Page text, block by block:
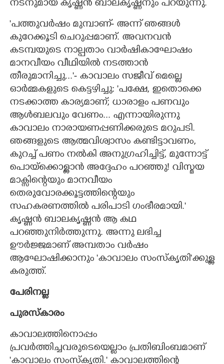
നടനുമായ കൃഷ്ണൻ ബാലകൃഷ്ണനും പറയുന്നു.
'പത്തുവർഷം മുമ്പാണ്- അന്ന് ഞങ്ങൾ
കുറേക്കൂടി ചെറുപ്പമാണ്. അവനവൻ
കടമ്പയുടെ നാല്പതാം വാർഷികാഘോഷം
മാനവീയം വീഥിയിൽ നടത്താൻ
തീരുമാനിച്ചു..."- കാവാലം സജീവ് മെല്ലെ
ഓർമ്മകളുടെ കെട്ടഴിച്ചു: 'പക്ഷേ,​ ഇതൊക്കെ
നടക്കാത്ത കാര്യമാണ്; ധാരാളം പണവും
ആൾബലവും വേണം... എന്നായിരുന്നു
കാവാലം നാരായണപ്പണിക്കരുടെ മറുപടി.
ഞങ്ങളുടെ ആത്മവിശ്വാസം കണ്ടിട്ടാവണം,
കുറച്ച് പണം നൽകി അനുഗ്രഹിച്ചിട്ട്, മുന്നോട്ട്
പൊയ്ക്കൊള്ളാൻ അദ്ദേഹം പറഞ്ഞു! വിസ്മയ
മാക്സിന്റെയും മാനവീയം
തെരുവോരക്കൂട്ടത്തിന്റെയും
സഹകരണത്തിൽ പരിപാടി ഗംഭീരമായി."
കൃഷ്ണൻ ബാലകൃഷ്ണൻ ആ കഥ
പറഞ്ഞുനിർത്തുന്നു. അന്നു ലഭിച്ച
ഊർജ്ജമാണ് അമ്പതാം വർഷം
ആഘോഷിക്കാനും 'കാവാലം സംസ്കൃതി"ക്കുള്ള
കരുത്ത്.
പേരിനല്ല
പുരസ്കാരം
കാവാലത്തിനൊപ്പം
പ്രവർത്തിച്ചവരുടെയെല്ലാം പ്രതിബിംബമാണ്
'കാവാലം സംസ്കൃതി." കാവാലത്തിന്റെ